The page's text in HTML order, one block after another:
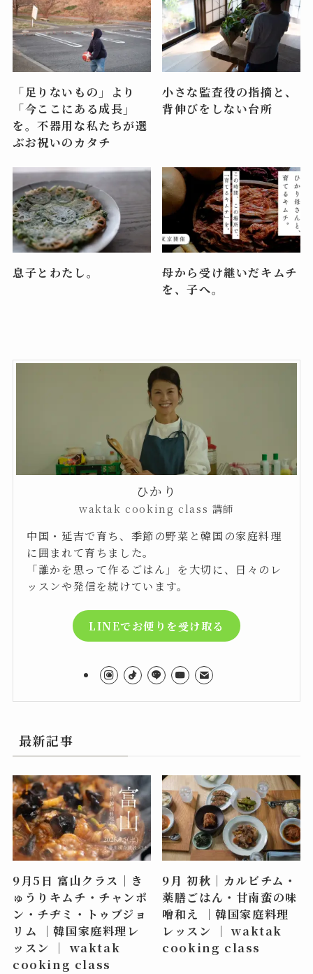
「足りないもの」より
「今ここにある成長」
を。不器用な私たちが選
ぶお祝いのカタチ
小さな監査役の指摘と、
背伸びをしない台所
息子とわたし。
母から受け継いだキムチ
を、子へ。
ひかり
waktak cooking class 講師
中国・延吉で育ち、季節の野菜と韓国の家庭料理
に囲まれて育ちました。
「誰かを思って作るごはん」を大切に、日々のレ
ッスンや発信を続けています。
LINEでお便りを受け取る
最新記事
9月5日 富山クラス｜き
ゅうりキムチ・チャンポ
ン・チヂミ・トゥブジョ
リム ｜韓国家庭料理レ
ッスン ｜ waktak
cooking class
9月 初秋｜カルビチム・
薬膳ごはん・甘南蛮の味
噌和え ｜韓国家庭料理
レッスン ｜ waktak
cooking class